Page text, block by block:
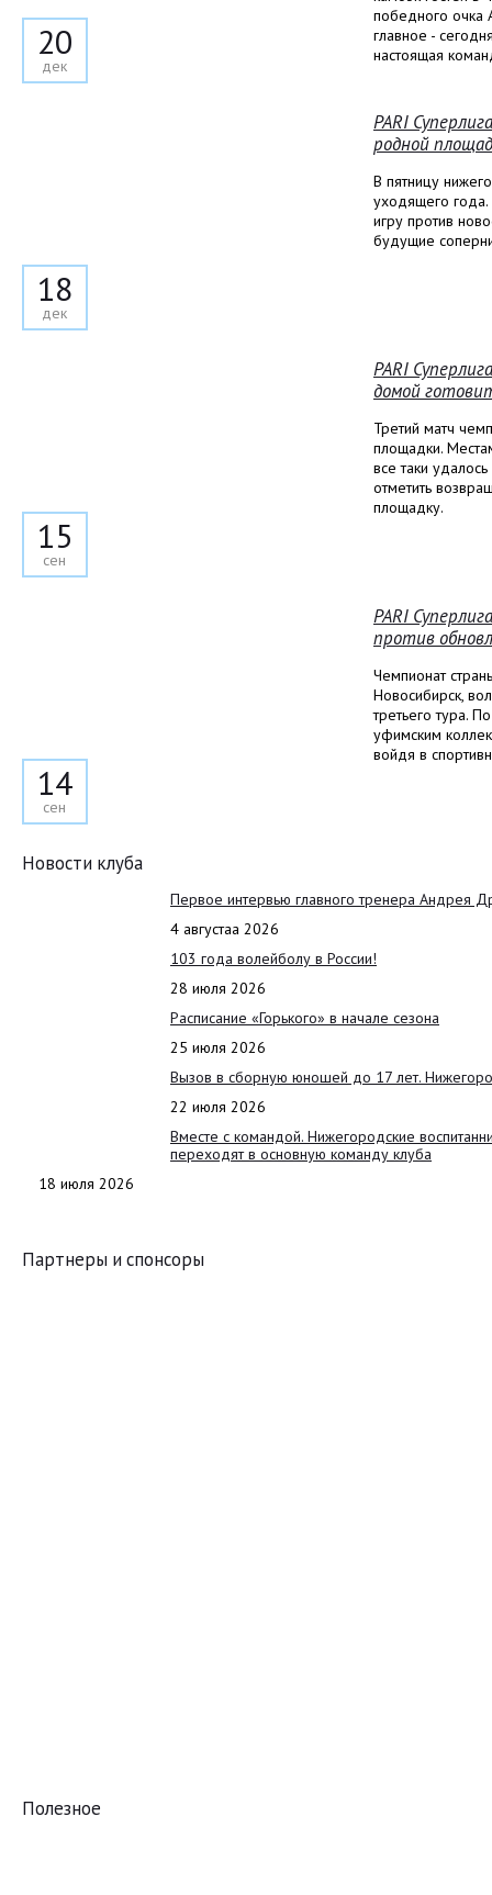
20
дек
победного очка
главное -
настоящая
18
дек
PARI
родной
В пятницу
уходящего
игру против
будущие
15
сен
PARI
домой
Третий матч
площадки.
все таки
отметить
площадку.
14
сен
PARI
против
Чемпионат
Новосибирск,
третьего тура.
уфимским
войдя в
Новости клуба
Первое интервью главного тренера Андрея
4 августаа 2026
103 года волейболу в России!
28 июля 2026
Расписание «Горького» в начале сезона
25 июля 2026
Вызов в сборную юношей до 17 лет.
22 июля 2026
Вместе с командой. Нижегородские
переходят в основную команду клуба
18 июля 2026
Партнеры и спонсоры
Полезное